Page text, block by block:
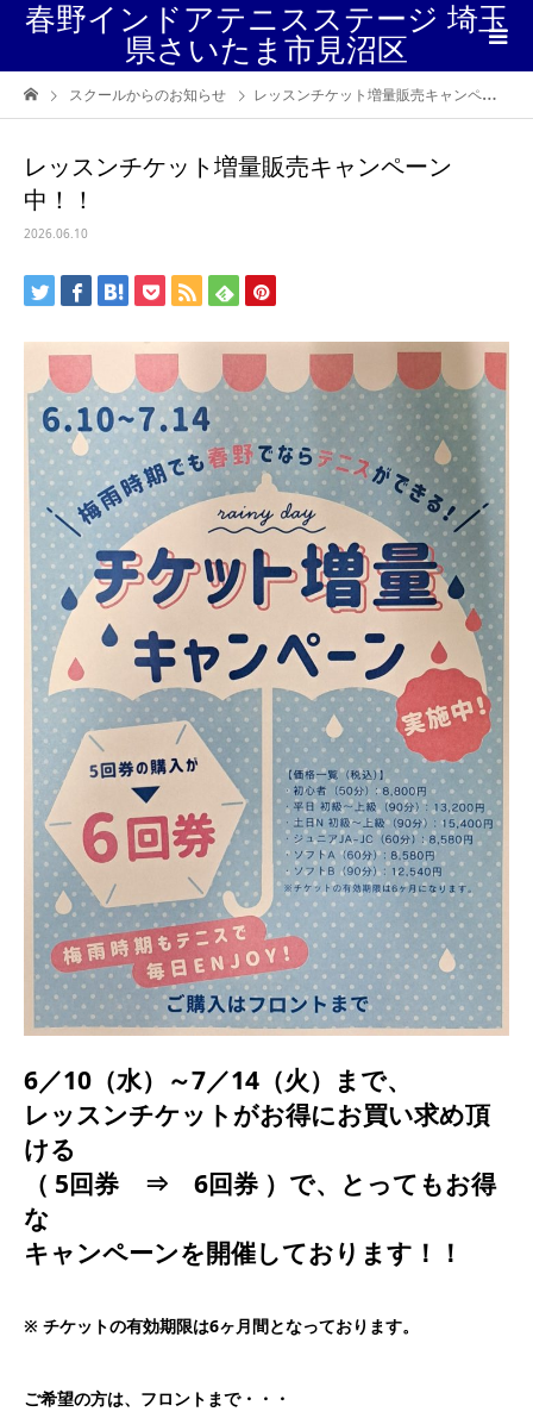
春野インドアテニスステージ 埼玉
県さいたま市見沼区
スクールからのお知らせ レッスンチケット増量販売キャンペーン中！！
レッスンチケット増量販売キャンペーン
中！！
2026.06.10
6／10（水）～7／14（火）まで、
レッスンチケットがお得にお買い求め頂
ける
（ 5回券 ⇒ 6回券 ）で、とってもお得
な
キャンペーンを開催しております！！
※ チケットの有効期限は6ヶ月間となっております。
ご希望の方は、フロントまで・・・